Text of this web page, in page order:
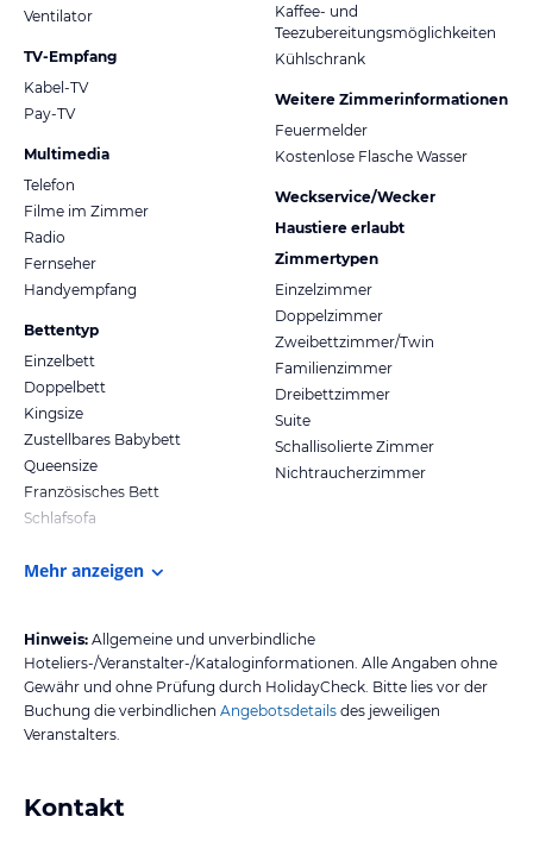
Ventilator
TV-Empfang
Kabel-TV
Pay-TV
Multimedia
Telefon
Filme im Zimmer
Radio
Fernseher
Handyempfang
Bettentyp
Einzelbett
Doppelbett
Kingsize
Zustellbares Babybett
Queensize
Französisches Bett
Schlafsofa
Kaffee- und
Teezubereitungsmöglichkeiten
Kühlschrank
Weitere Zimmerinformationen
Feuermelder
Kostenlose Flasche Wasser
Weckservice/Wecker
Haustiere erlaubt
Zimmertypen
Einzelzimmer
Doppelzimmer
Zweibettzimmer/Twin
Familienzimmer
Dreibettzimmer
Suite
Schallisolierte Zimmer
Nichtraucherzimmer
Mehr anzeigen
Hinweis: Allgemeine und unverbindliche
Hoteliers-/Veranstalter-/Kataloginformationen. Alle Angaben ohne
Gewähr und ohne Prüfung durch HolidayCheck. Bitte lies vor der
Buchung die verbindlichen Angebotsdetails des jeweiligen
Veranstalters.
Kontakt